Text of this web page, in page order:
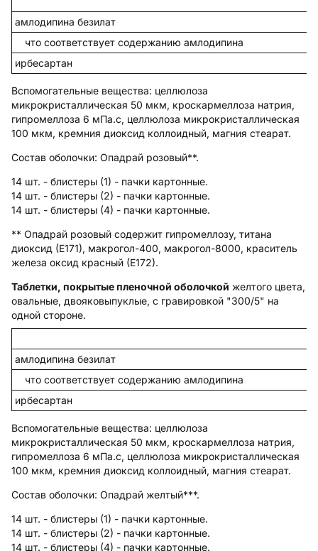
амлодипина безилат
что соответствует содержанию амлодипина
ирбесартан
Вспомогательные вещества: целлюлоза
микрокристаллическая 50 мкм, кроскармеллоза натрия,
гипромеллоза 6 мПа.с, целлюлоза микрокристаллическая
100 мкм, кремния диоксид коллоидный, магния стеарат.
Состав оболочки: Опадрай розовый**.
14 шт. - блистеры (1) - пачки картонные.
14 шт. - блистеры (2) - пачки картонные.
14 шт. - блистеры (4) - пачки картонные.
** Опадрай розовый содержит гипромеллозу, титана
диоксид (Е171), макрогол-400, макрогол-8000, краситель
железа оксид красный (Е172).
Таблетки, покрытые пленочной оболочкой желтого цвета,
овальные, двояковыпуклые, с гравировкой "300/5" на
одной стороне.
амлодипина безилат
что соответствует содержанию амлодипина
ирбесартан
Вспомогательные вещества: целлюлоза
микрокристаллическая 50 мкм, кроскармеллоза натрия,
гипромеллоза 6 мПа.с, целлюлоза микрокристаллическая
100 мкм, кремния диоксид коллоидный, магния стеарат.
Состав оболочки: Опадрай желтый***.
14 шт. - блистеры (1) - пачки картонные.
14 шт. - блистеры (2) - пачки картонные.
14 шт. - блистеры (4) - пачки картонные.